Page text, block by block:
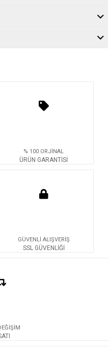
% 100 ORJİNAL
ÜRÜN GARANTİSİ
GÜVENLİ ALIŞVERİŞ
SSL GÜVENLİĞİ